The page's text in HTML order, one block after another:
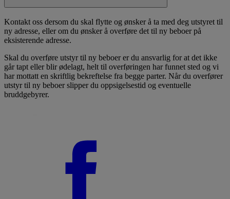
Kontakt oss dersom du skal flytte og ønsker å ta med deg utstyret til
ny adresse, eller om du ønsker å overføre det til ny beboer på
eksisterende adresse.
Skal du overføre utstyr til ny beboer er du ansvarlig for at det ikke
går tapt eller blir ødelagt, helt til overføringen har funnet sted og vi
har mottatt en skriftlig bekreftelse fra begge parter. Når du overfører
utstyr til ny beboer slipper du oppsigelsestid og eventuelle
bruddgebyrer.